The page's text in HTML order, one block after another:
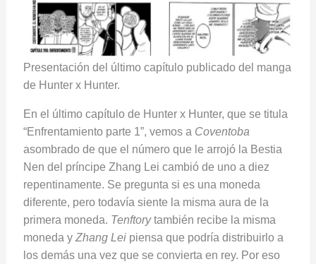
Presentación del último capítulo publicado del manga
de Hunter x Hunter.
En el último capítulo de Hunter x Hunter, que se titula
“Enfrentamiento parte 1”, vemos a Coventoba
asombrado de que el número que le arrojó la Bestia
Nen del príncipe Zhang Lei cambió de uno a diez
repentinamente. Se pregunta si es una moneda
diferente, pero todavía siente la misma aura de la
primera moneda. Tenftorytambién recibe la misma
moneda y Zhang Leipiensa que podría distribuirlo a
los demás una vez que se convierta en rey. Por eso